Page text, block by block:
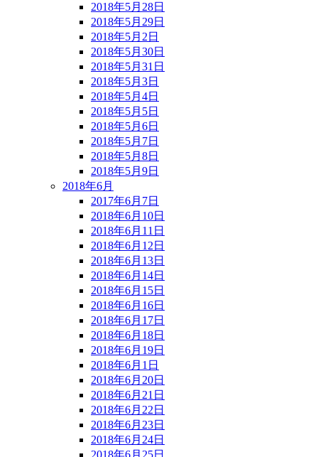
2018年5月28日
2018年5月29日
2018年5月2日
2018年5月30日
2018年5月31日
2018年5月3日
2018年5月4日
2018年5月5日
2018年5月6日
2018年5月7日
2018年5月8日
2018年5月9日
2018年6月
2017年6月7日
2018年6月10日
2018年6月11日
2018年6月12日
2018年6月13日
2018年6月14日
2018年6月15日
2018年6月16日
2018年6月17日
2018年6月18日
2018年6月19日
2018年6月1日
2018年6月20日
2018年6月21日
2018年6月22日
2018年6月23日
2018年6月24日